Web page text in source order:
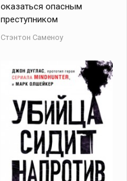
оказаться опасным
преступником
Стэнтон Саменоу